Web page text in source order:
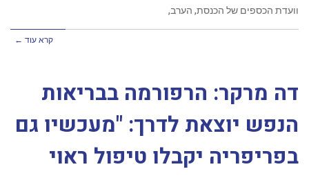
וועדת הכספים של הכנסת, הערב,
קרא עוד ←
דה מרקר: הרפורמה בבריאות
הנפש יוצאת לדרך: "מעכשיו גם
בפריפריה יקבלו טיפול ראוי